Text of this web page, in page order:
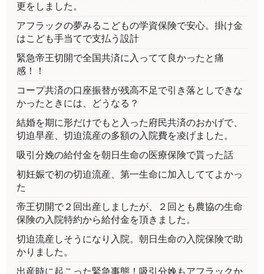
更をしました。
アフラックの夢みるこどもの学資保険で安心。掛け金
はこども手当てで支払う設計
緊急帝王切開で全国共済に入ってて良かったと痛
感！！
コープ共済の口座振替が残高不足で引き落としできな
かったときには、どうなる？
結婚を期に形だけでもと入った府民共済のおかげで、
切迫早産、切迫流産の多額の入院費を凌げました。
吸引分娩の給付金を朝日生命の医療保険で貰った話
初妊娠で初の切迫流産、第一生命に加入しててよかっ
た
帝王切開で２回出産しましたが、２回とも農協の生命
保険の入院特約から給付金を頂きました。
切迫流産しそうになり入院。朝日生命の入院保険で助
かりました。
出産時に起こった緊急事態！吸引分娩もアフラックか